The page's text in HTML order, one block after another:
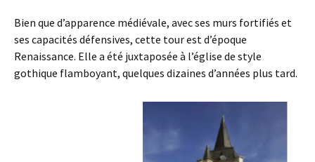
Bien que d’apparence médiévale, avec ses murs fortifiés et
ses capacités défensives, cette tour est d’époque
Renaissance. Elle a été juxtaposée à l’église de style
gothique flamboyant, quelques dizaines d’années plus tard.